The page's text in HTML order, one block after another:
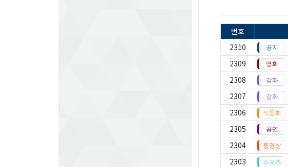
번호
2310
2309
2308
2307
2306
2305
2304
2303